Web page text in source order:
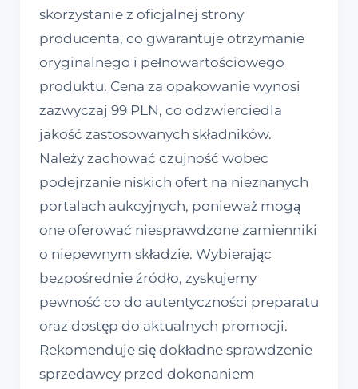
skorzystanie z oficjalnej strony
producenta, co gwarantuje otrzymanie
oryginalnego i pełnowartościowego
produktu. Cena za opakowanie wynosi
zazwyczaj 99 PLN, co odzwierciedla
jakość zastosowanych składników.
Należy zachować czujność wobec
podejrzanie niskich ofert na nieznanych
portalach aukcyjnych, ponieważ mogą
one oferować niesprawdzone zamienniki
o niepewnym składzie. Wybierając
bezpośrednie źródło, zyskujemy
pewność co do autentyczności preparatu
oraz dostęp do aktualnych promocji.
Rekomenduje się dokładne sprawdzenie
sprzedawcy przed dokonaniem